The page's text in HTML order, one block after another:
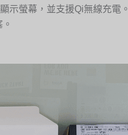
示螢幕，並支援Qi無線充電。